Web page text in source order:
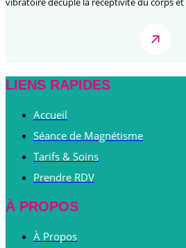
LIENS RAPIDES
Accueil
Séance de Magnétisme
Tarifs & Soins
Prendre RDV
À PROPOS
À Propos